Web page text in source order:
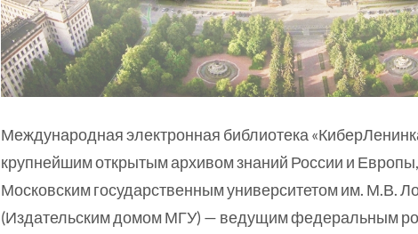
Международная электронная библиотека
крупнейшим открытым архивом знаний России и
Московским государственным университетом им. М.В.
(Издательским домом МГУ) — ведущим федеральным